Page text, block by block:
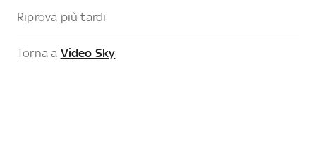
Riprova più tardi
Torna a Video Sky